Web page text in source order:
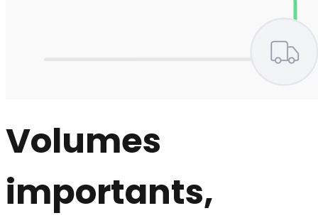
Volumes
importants,